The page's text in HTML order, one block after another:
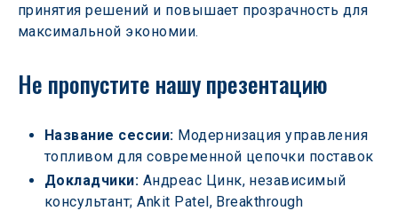
принятия решений и повышает прозрачность для
максимальной экономии.
Не пропустите нашу презентацию
Название сессии: Модернизация управления
топливом для современной цепочки поставок
Докладчики: Андреас Цинк, независимый
консультант; Ankit Patel, Breakthrough